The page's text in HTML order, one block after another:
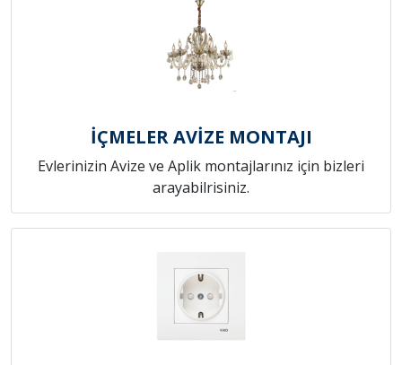
İÇMELER AVİZE MONTAJI
Evlerinizin Avize ve Aplik montajlarınız için bizleri
arayabilrisiniz.